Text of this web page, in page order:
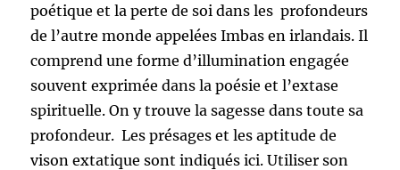
poétique et la perte de soi dans les profondeurs
de l’autre monde appelées Imbas en irlandais. Il
comprend une forme d’illumination engagée
souvent exprimée dans la poésie et l’extase
spirituelle. On y trouve la sagesse dans toute sa
profondeur. Les présages et les aptitude de
vison extatique sont indiqués ici. Utiliser son